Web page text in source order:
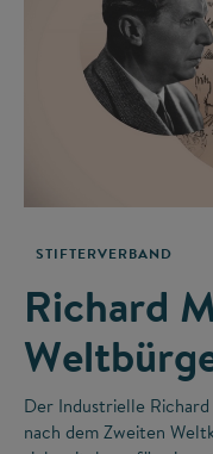
STIFTERVERBAND
Richard
Der Industrielle
nach dem Zweiten